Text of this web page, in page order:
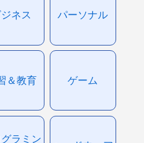
ジネス パーソナル
＆教育 ゲーム
ラミン